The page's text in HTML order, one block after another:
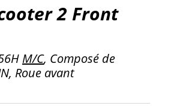
2 Front
M/C, Composé de
Roue avant